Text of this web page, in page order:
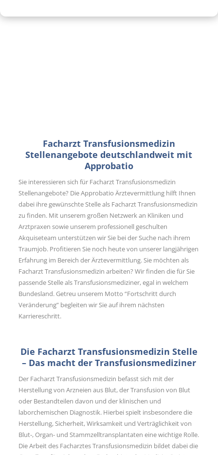
Facharzt Transfusionsmedizin
Stellenangebote deutschlandweit mit
Approbatio
Sie interessieren sich für Facharzt Transfusionsmedizin
Stellenangebote? Die Approbatio Ärztevermittlung hilft Ihnen
dabei ihre gewünschte Stelle als Facharzt Transfusionsmedizin
zu finden. Mit unserem großen Netzwerk an Kliniken und
Arztpraxen sowie unserem professionell geschulten
Akquiseteam unterstützen wir Sie bei der Suche nach ihrem
Traumjob. Profitieren Sie noch heute von unserer langjährigen
Erfahrung im Bereich der Ärztevermittlung. Sie möchten als
Facharzt Transfusionsmedizin arbeiten? Wir finden die für Sie
passende Stelle als Transfusionsmediziner, egal in welchem
Bundesland. Getreu unserem Motto “Fortschritt durch
Veränderung” begleiten wir Sie auf ihrem nächsten
Karriereschritt.
Die Facharzt Transfusionsmedizin Stelle
– Das macht der Transfusionsmediziner
Der Facharzt Transfusionsmedizin befasst sich mit der
Herstellung von Arzneien aus Blut, der Transfusion von Blut
oder Bestandteilen davon und der klinischen und
laborchemischen Diagnostik. Hierbei spielt insbesondere die
Herstellung, Sicherheit, Wirksamkeit und Verträglichkeit von
Blut-, Organ- und Stammzelltransplantaten eine wichtige Rolle.
Die Arbeit des Facharztes Transfusionsmedizin bildet dabei die